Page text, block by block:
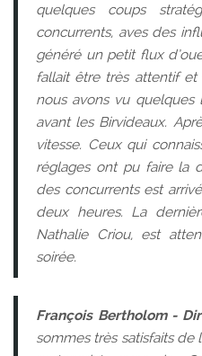
quelques coups
concurrents, aves des
généré un petit flux
fallait être très attentif
nous avons vu quelques
avant les Birvideaux.
vitesse. Ceux qui
réglages ont pu faire la
des concurrents est
deux heures. La
Nathalie Criou, est
soirée.
François Bertholom -
sommes très satisfaits de